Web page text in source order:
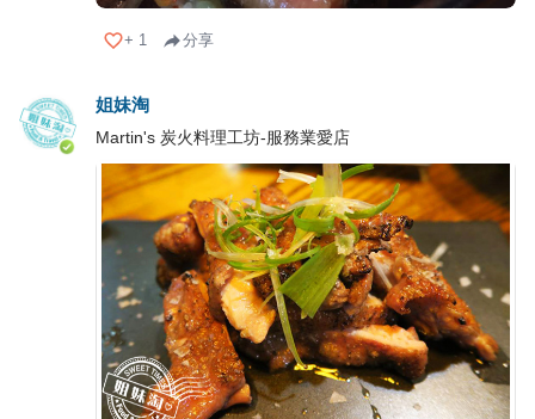
+ 1 分享
姐妹淘
Martin's 炭火料理工坊-服務業愛店